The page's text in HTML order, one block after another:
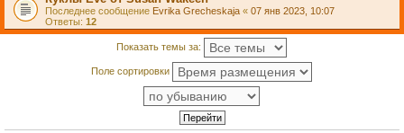
Последнее сообщение Evrika Grecheskaja « 07 янв 2023, 10:07
Ответы: 12
Показать темы за:
Поле сортировки